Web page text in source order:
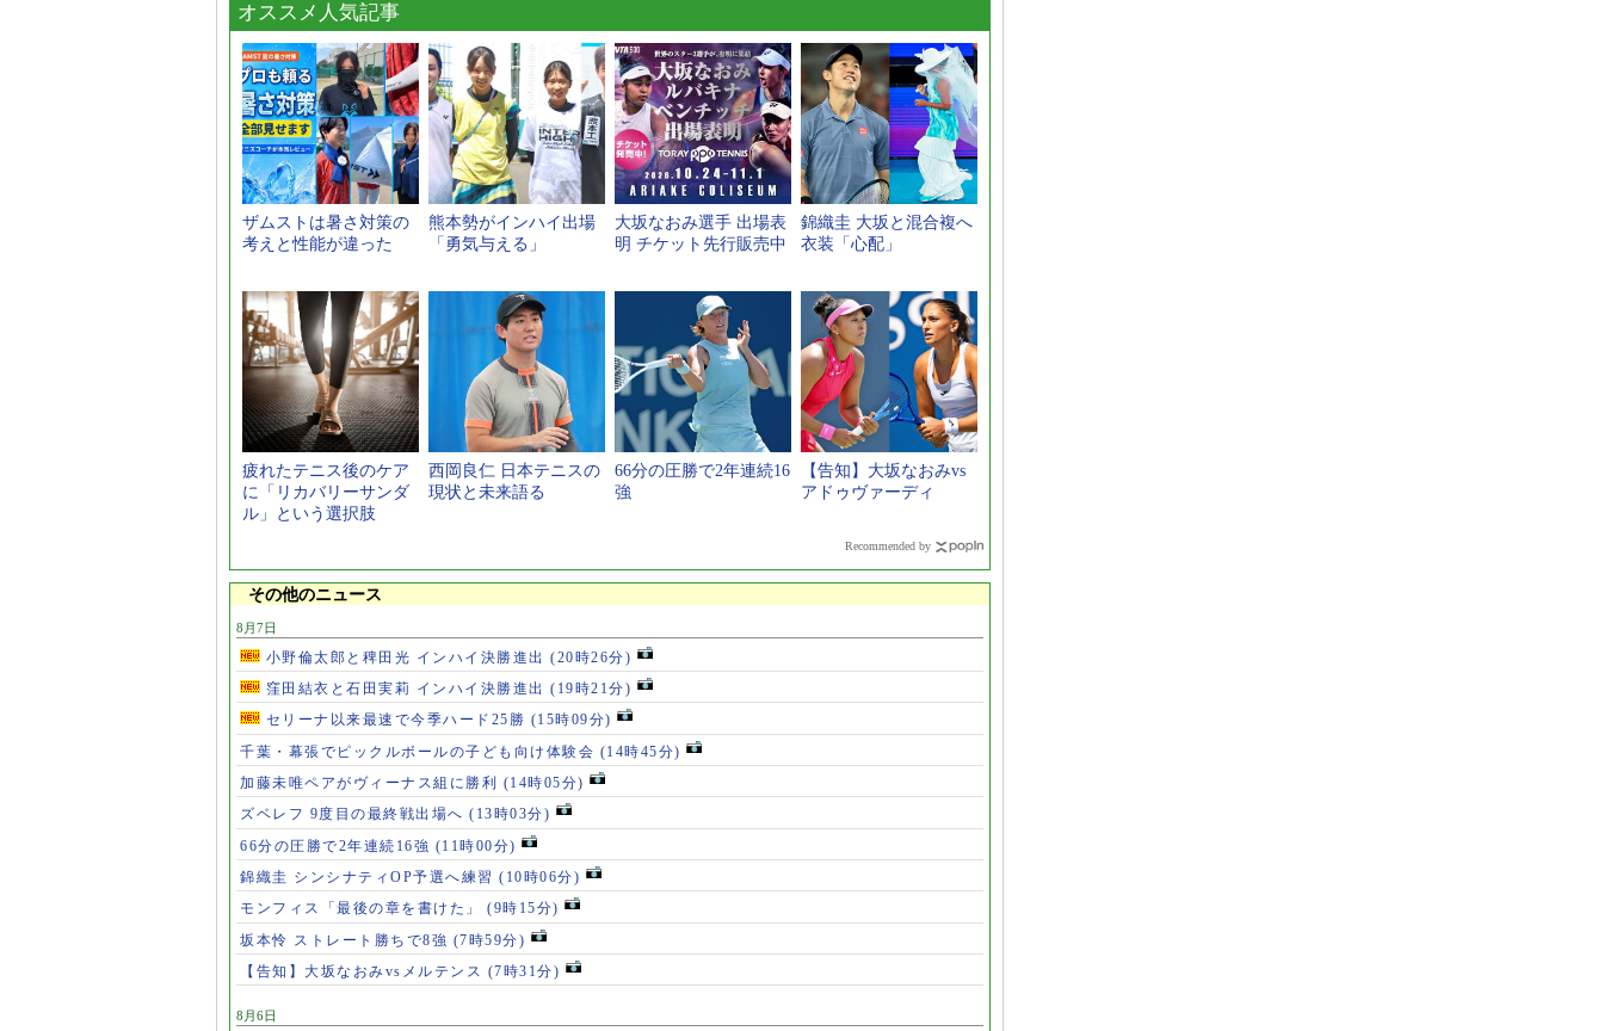
オススメ人気記事
ザムストは暑さ対策の
考えと性能が違った
熊本勢がインハイ出場
「勇気与える」
大坂なおみ選手 出場表
明 チケット先行販売中
錦織圭 大坂と混合複へ
衣装「心配」
疲れたテニス後のケア
に「リカバリーサンダ
ル」という選択肢
西岡良仁 日本テニスの
現状と未来語る
66分の圧勝で2年連続16
強
【告知】大坂なおみvs
アドゥヴァーディ
Recommended by
その他のニュース
8月7日
小野倫太郎と稗田光 インハイ決勝進出 (20時26分)
窪田結衣と石田実莉 インハイ決勝進出 (19時21分)
セリーナ以来最速で今季ハード25勝 (15時09分)
千葉・幕張でピックルボールの子ども向け体験会 (14時45分)
加藤未唯ペアがヴィーナス組に勝利 (14時05分)
ズベレフ 9度目の最終戦出場へ (13時03分)
66分の圧勝で2年連続16強 (11時00分)
錦織圭 シンシナティOP予選へ練習 (10時06分)
モンフィス「最後の章を書けた」 (9時15分)
坂本怜 ストレート勝ちで8強 (7時59分)
【告知】大坂なおみvsメルテンス (7時31分)
8月6日